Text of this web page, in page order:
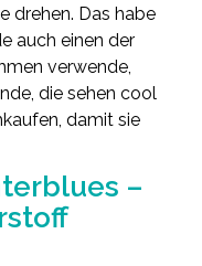
drehen. Das habe
auch einen der
verwende,
die sehen cool
damit sie
–